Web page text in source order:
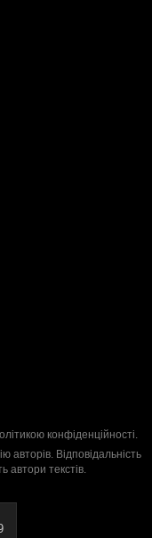
конфіденційності.
Відповідальність
автори текстів.